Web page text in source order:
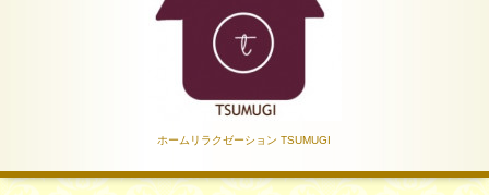
ホームリラクゼーション TSUMUGI